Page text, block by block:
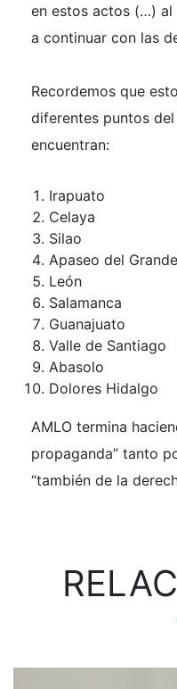
en estos actos (…) al
a continuar con las
Recordemos que
diferentes puntos
encuentran:
Irapuato
Celaya
Silao
Apaseo del Grande
León
Salamanca
Guanajuato
Valle de Santiago
Abasolo
Dolores Hidalgo
AMLO termina
propaganda” tanto
“también de la